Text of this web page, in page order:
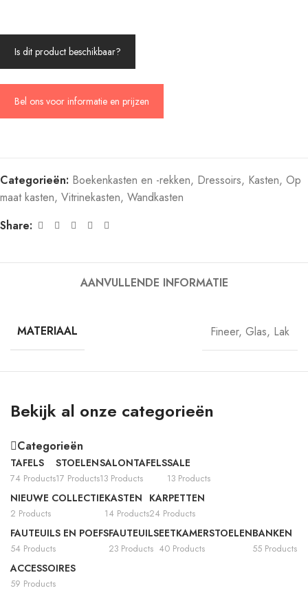
Is dit product beschikbaar?
Bel ons voor informatie en prijzen
Categorieën: Boekenkasten en -rekken, Dressoirs, Kasten, Op
maat kasten, Vitrinekasten, Wandkasten
Share:
AANVULLENDE INFORMATIE
MATERIAAL Fineer, Glas, Lak
Bekijk al onze categorieën
Categorieën
TAFELS
74 Products
STOELEN
17 Products
SALONTAFELS
13 Products
SALE
13 Products
NIEUWE COLLECTIE
2 Products
KASTEN
14 Products
KARPETTEN
24 Products
FAUTEUILS EN POEFS
54 Products
FAUTEUILS
23 Products
EETKAMERSTOELEN
40 Products
BANKEN
55 Products
ACCESSOIRES
59 Products